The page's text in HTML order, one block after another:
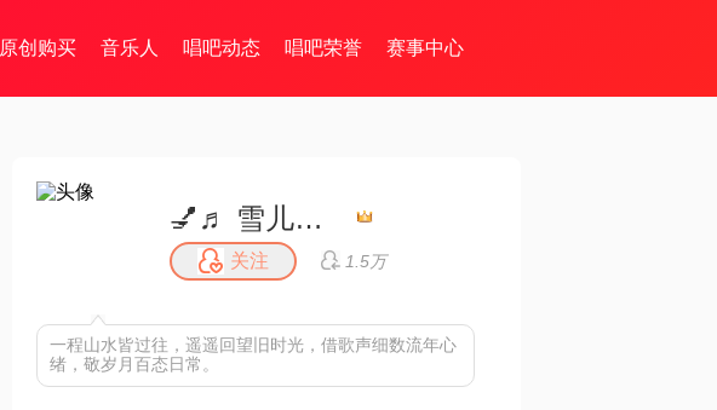
原创购买 音乐人 唱吧动态 唱吧荣誉 赛事中心
💅♬ 雪儿♬ 💅
关注 1.5万
一程山水皆过往，遥遥回望旧时光，借歌声细数流年心
绪，敬岁月百态日常。